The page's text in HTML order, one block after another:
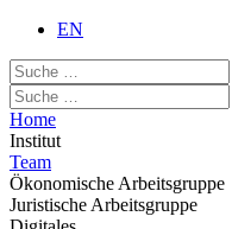
EN
Home
Institut
Team
Ökonomische Arbeitsgruppe
Juristische Arbeitsgruppe